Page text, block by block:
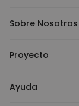
Sobre Nosotros
Proyecto
Ayuda